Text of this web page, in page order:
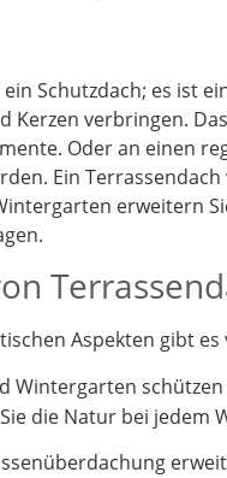
Schutzdach; es ist
Kerzen verbringen.
Oder an einen
Ein
erweitern
Aspekten gibt
Wintergarten
die Natur bei jedem